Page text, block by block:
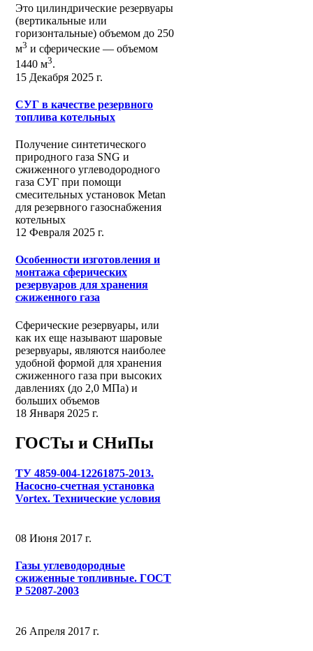
Это цилиндрические резервуары
(вертикальные или
горизонтальные) объемом до 250
м3 и сферические ― объемом
1440 м3.
15 Декабря 2025 г.
СУГ в качестве резервного
топлива котельных
Получение синтетического
природного газа SNG и
сжиженного углеводородного
газа СУГ при помощи
смесительных установок Metan
для резервного газоснабжения
котельных
12 Февраля 2025 г.
Особенности изготовления и
монтажа сферических
резервуаров для хранения
сжиженного газа
Сферические резервуары, или
как их еще называют шаровые
резервуары, являются наиболее
удобной формой для хранения
сжиженного газа при высоких
давлениях (до 2,0 МПа) и
больших объемов
18 Января 2025 г.
ГОСТы и СНиПы
ТУ 4859-004-12261875-2013.
Насосно-счетная установка
Vortex. Технические условия
08 Июня 2017 г.
Газы углеводородные
сжиженные топливные. ГОСТ
Р 52087-2003
26 Апреля 2017 г.